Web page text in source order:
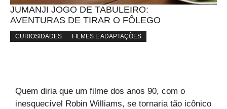
JUMANJI JOGO DE TABULEIRO:
AVENTURAS DE TIRAR O FÔLEGO
CURIOSIDADES FILMES E ADAPTAÇÕES
Quem diria que um filme dos anos 90, com o
inesquecível Robin Williams, se tornaria tão icônico